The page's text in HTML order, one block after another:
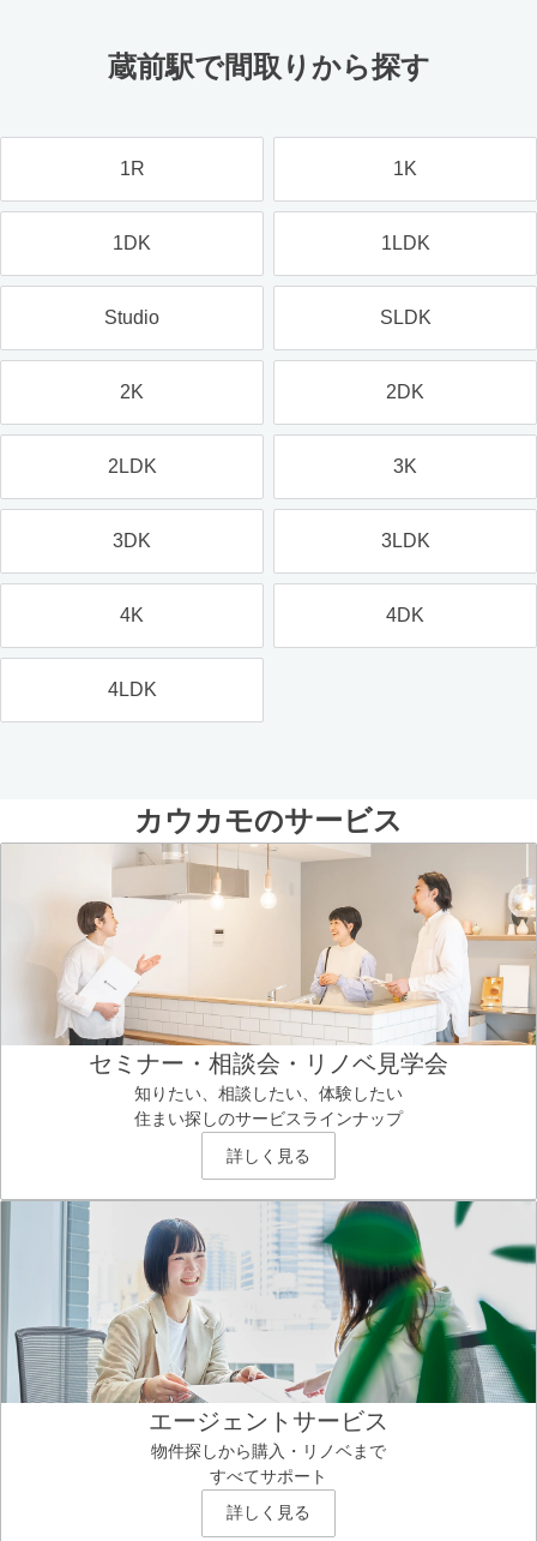
蔵前駅で間取りから探す
1R 1K
1DK 1LDK
Studio SLDK
2K 2DK
2LDK 3K
3DK 3LDK
4K 4DK
4LDK
カウカモのサービス
セミナー・相談会・リノベ見学会
知りたい、相談したい、体験したい
住まい探しのサービスラインナップ
詳しく見る
エージェントサービス
物件探しから購入・リノベまで
すべてサポート
詳しく見る